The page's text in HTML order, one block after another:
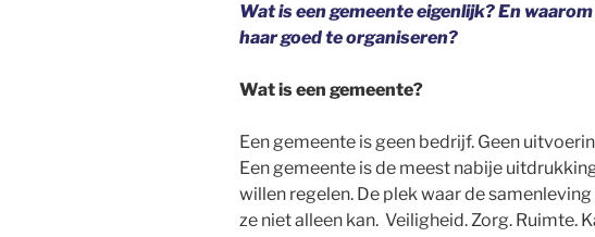
Wat is een gemeente eigenlijk? En
haar goed te organiseren?
Wat is een gemeente?
Een gemeente is geen bedrijf. Geen
Een gemeente is de meest nabije
willen regelen. De plek waar de
ze niet alleen kan. Veiligheid. Zorg. Ruimte.